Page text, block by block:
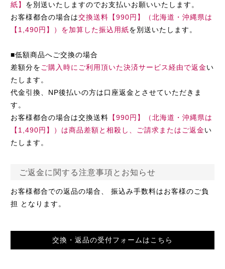
紙】 を別送いたしますのでお支払いお願いいたします。
お客様都合の場合は交換送料【990円】（北海道・沖縄県は
【1,490円】）を加算した振込用紙を別送いたします。
■低額商品へご交換の場合
差額分を ご購入時にご利用頂いた決済サービス経由で返金い
たします。
代金引換、NP後払いの方は口座返金とさせていただきま
す。
お客様都合の場合は交換送料 【990円】（北海道・沖縄県は
【1,490円】）は商品差額と相殺し、ご請求またはご返金い
たします。
ご返金に関する注意事項とお知らせ
お客様都合での返品の場合、 振込み手数料はお客様のご負
担 となります。
交換・返品の受付フォームはこちら